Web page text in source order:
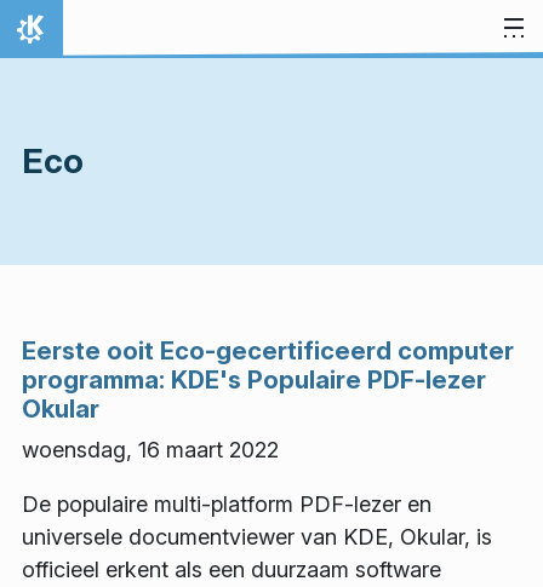
Spring naar inhoud
Thuis
Eco
Eerste ooit Eco-gecertificeerd computer
programma: KDE's Populaire PDF-lezer
Okular
woensdag, 16 maart 2022
De populaire multi-platform PDF-lezer en
universele documentviewer van KDE, Okular, is
officieel erkent als een duurzaam software